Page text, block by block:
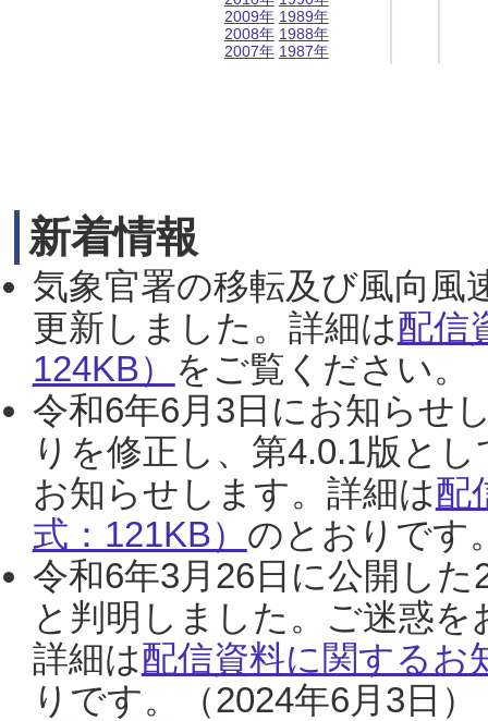
2009年
2008年
2007年
1989年
1988年
1987年
新着情報
気象官署の移転及び風向風
更新しました。詳細は配信
124KB） をご覧ください。
令和6年6月3日にお知らせ
りを修正し、第4.0.1版と
お知らせします。詳細は配
式：121KB） のとおりです
令和6年3月26日に公開し
と判明しました。ご迷惑
詳細は配信資料に関するお
りです。（2024年6月3日）